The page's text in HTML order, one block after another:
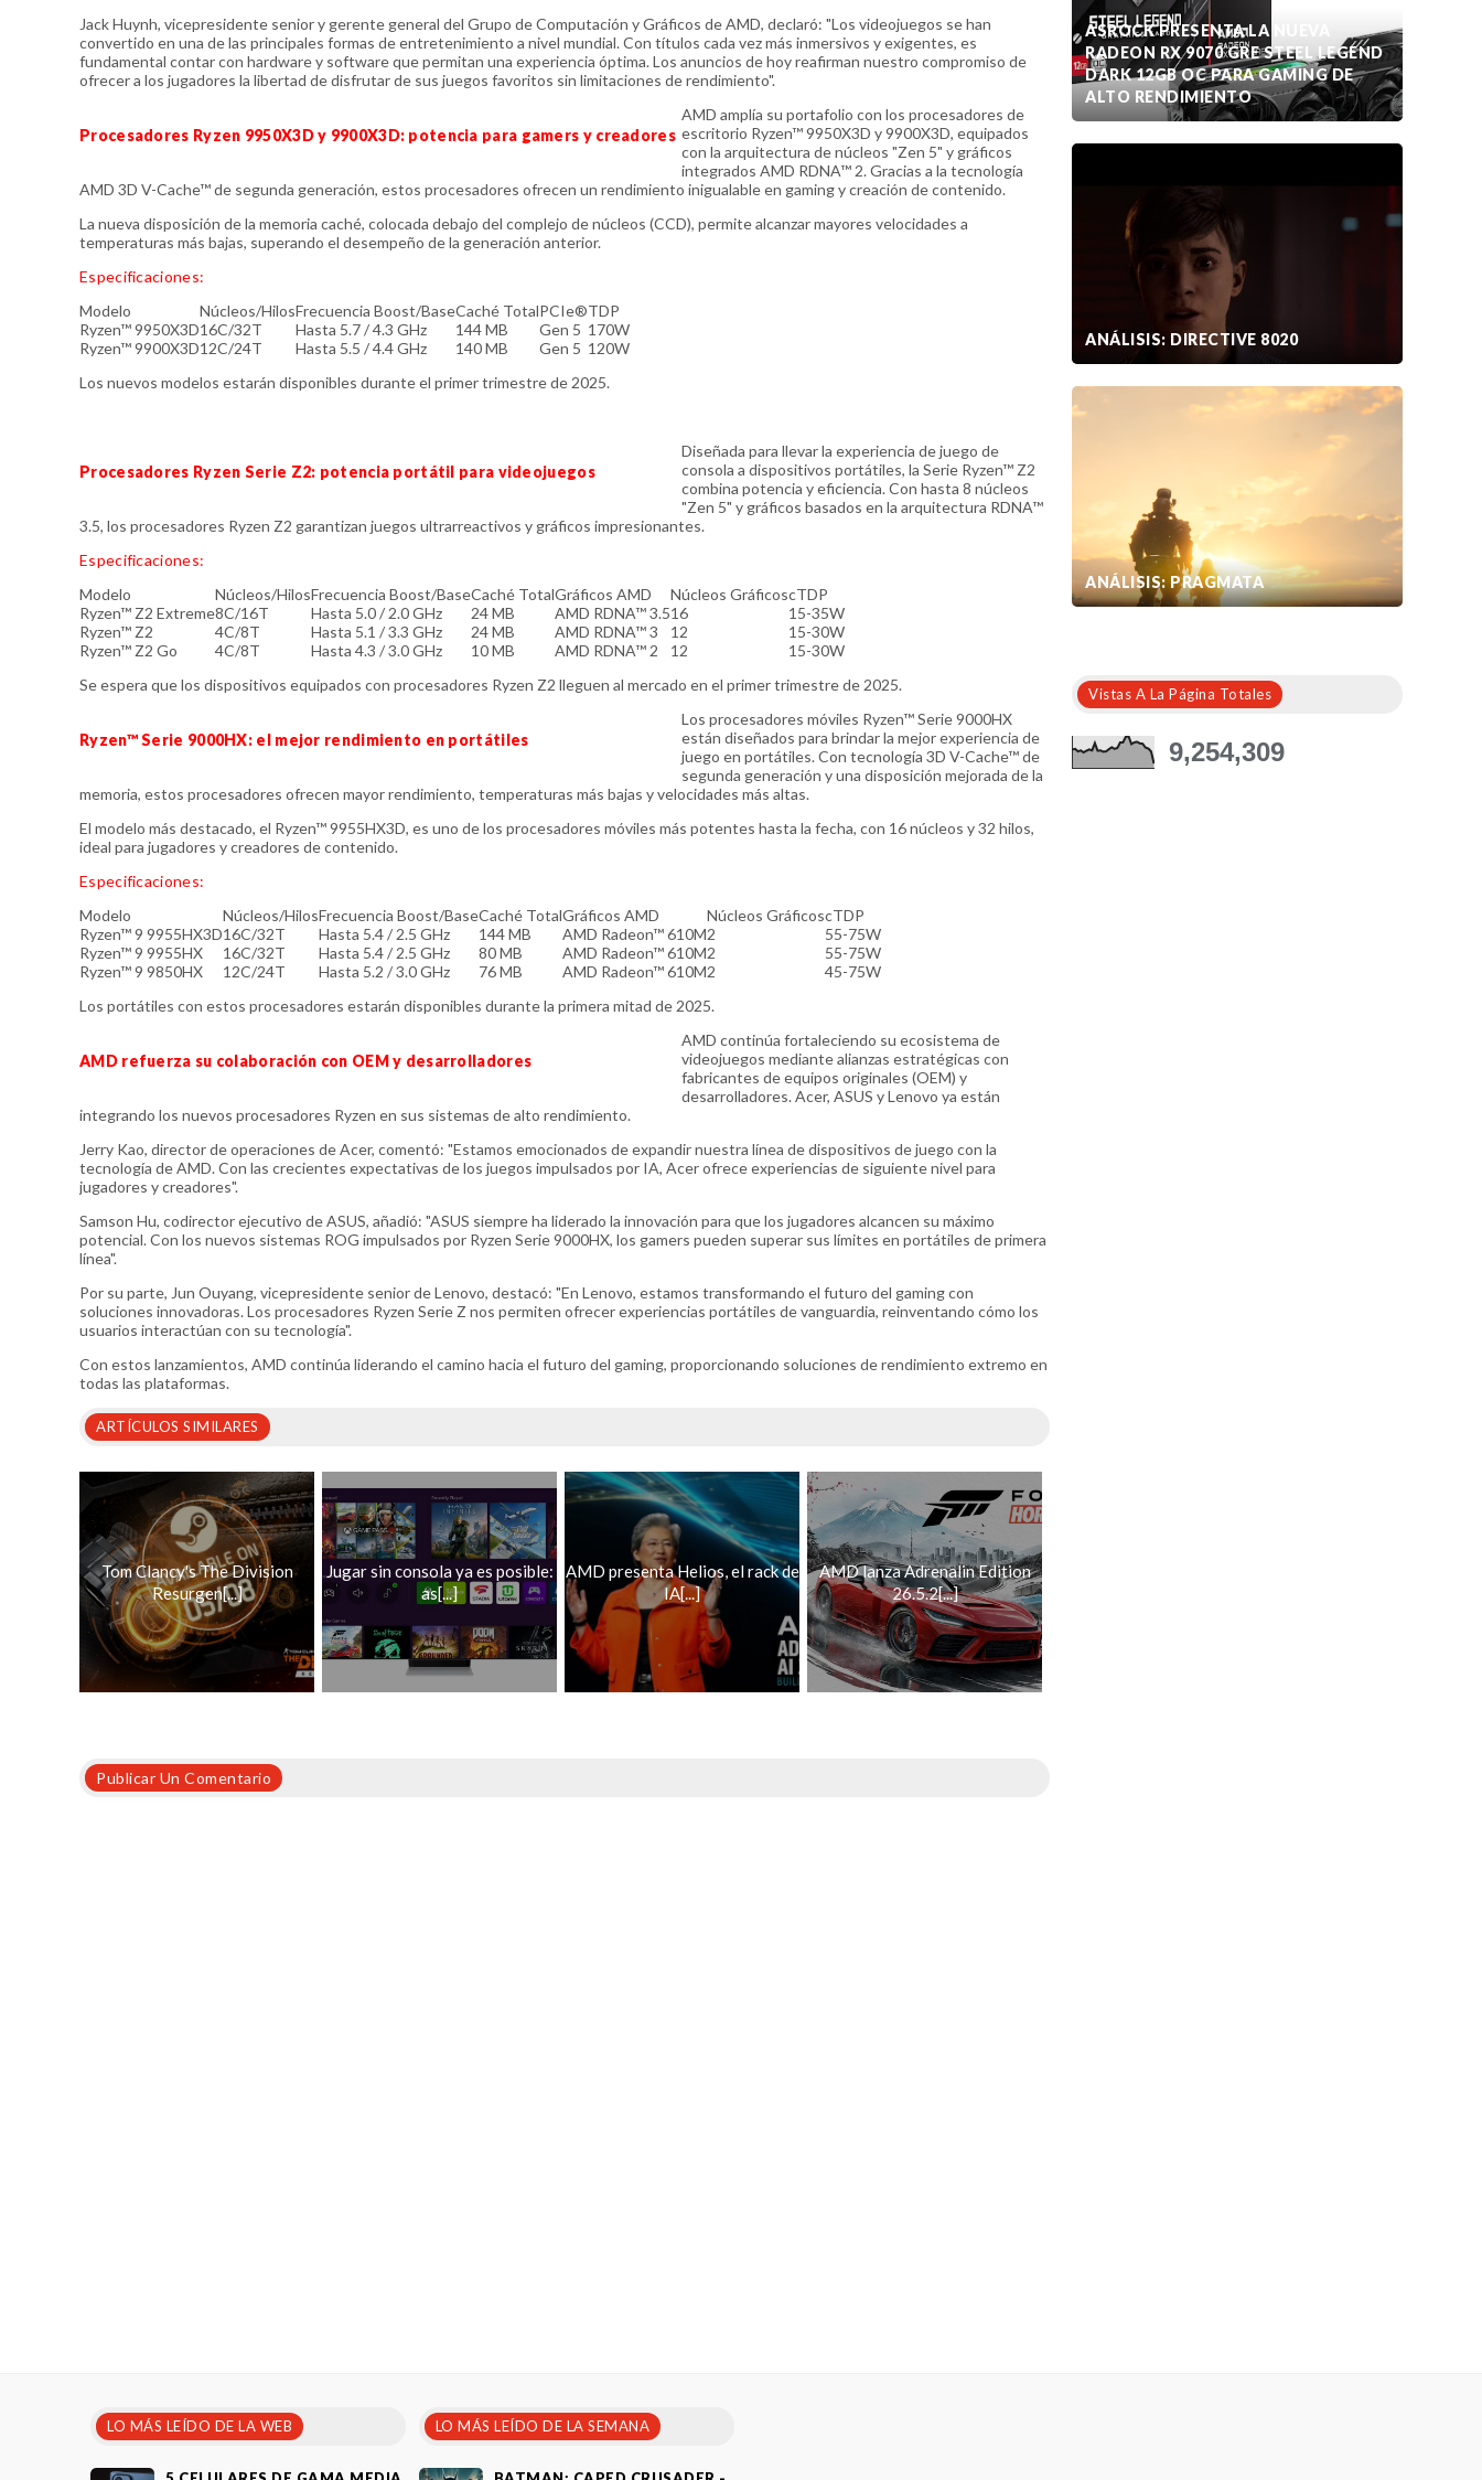
Jack Huynh, vicepresidente senior y gerente general del Grupo de Computación y Gráficos de AMD, declaró: "Los videojuegos se han
convertido en una de las principales formas de entretenimiento a nivel mundial. Con títulos cada vez más inmersivos y exigentes, es
fundamental contar con hardware y software que permitan una experiencia óptima. Los anuncios de hoy reafirman nuestro compromiso de
ofrecer a los jugadores la libertad de disfrutar de sus juegos favoritos sin limitaciones de rendimiento".
Procesadores Ryzen 9950X3D y 9900X3D: potencia para gamers y creadores
AMD amplía su portafolio con los procesadores de
escritorio Ryzen™ 9950X3D y 9900X3D, equipados
con la arquitectura de núcleos "Zen 5" y gráficos
integrados AMD RDNA™ 2. Gracias a la tecnología
AMD 3D V-Cache™ de segunda generación, estos procesadores ofrecen un rendimiento inigualable en gaming y creación de contenido.
La nueva disposición de la memoria caché, colocada debajo del complejo de núcleos (CCD), permite alcanzar mayores velocidades a
temperaturas más bajas, superando el desempeño de la generación anterior.
Especificaciones:
Modelo
Núcleos/HilosFrecuencia Boost/BaseCaché TotalPCIe®TDP
Ryzen™ 9950X3D16C/32T Hasta 5.7 / 4.3 GHz 144 MB Gen 5 170W
Ryzen™ 9900X3D12C/24T Hasta 5.5 / 4.4 GHz 140 MB Gen 5 120W
Los nuevos modelos estarán disponibles durante el primer trimestre de 2025.
Procesadores Ryzen Serie Z2: potencia portátil para videojuegos
Diseñada para llevar la experiencia de juego de
consola a dispositivos portátiles, la Serie Ryzen™ Z2
combina potencia y eficiencia. Con hasta 8 núcleos
"Zen 5" y gráficos basados en la arquitectura RDNA™
3.5, los procesadores Ryzen Z2 garantizan juegos ultrarreactivos y gráficos impresionantes.
Especificaciones:
Modelo
Núcleos/HilosFrecuencia Boost/BaseCaché TotalGráficos AMD Núcleos GráficoscTDP
Ryzen™ Z2 Extreme8C/16T Hasta 5.0 / 2.0 GHz 24 MB AMD RDNA™ 3.516
15-35W
Ryzen™ Z2
4C/8T Hasta 5.1 / 3.3 GHz 24 MB AMD RDNA™ 3 12
15-30W
Ryzen™ Z2 Go
4C/8T Hasta 4.3 / 3.0 GHz 10 MB AMD RDNA™ 2 12
15-30W
Se espera que los dispositivos equipados con procesadores Ryzen Z2 lleguen al mercado en el primer trimestre de 2025.
Ryzen™ Serie 9000HX: el mejor rendimiento en portátiles
Los procesadores móviles Ryzen™ Serie 9000HX
están diseñados para brindar la mejor experiencia de
juego en portátiles. Con tecnología 3D V-Cache™ de
segunda generación y una disposición mejorada de la
memoria, estos procesadores ofrecen mayor rendimiento, temperaturas más bajas y velocidades más altas.
El modelo más destacado, el Ryzen™ 9955HX3D, es uno de los procesadores móviles más potentes hasta la fecha, con 16 núcleos y 32 hilos,
ideal para jugadores y creadores de contenido.
Especificaciones:
Modelo
Núcleos/HilosFrecuencia Boost/BaseCaché TotalGráficos AMD Núcleos GráficoscTDP
Ryzen™ 9 9955HX3D16C/32T Hasta 5.4 / 2.5 GHz 144 MB AMD Radeon™ 610M2
55-75W
Ryzen™ 9 9955HX
16C/32T Hasta 5.4 / 2.5 GHz 80 MB AMD Radeon™ 610M2
55-75W
Ryzen™ 9 9850HX
12C/24T Hasta 5.2 / 3.0 GHz 76 MB AMD Radeon™ 610M2
45-75W
Los portátiles con estos procesadores estarán disponibles durante la primera mitad de 2025.
AMD refuerza su colaboración con OEM y desarrolladores
AMD continúa fortaleciendo su ecosistema de
videojuegos mediante alianzas estratégicas con
fabricantes de equipos originales (OEM) y
desarrolladores. Acer, ASUS y Lenovo ya están
integrando los nuevos procesadores Ryzen en sus sistemas de alto rendimiento.
Jerry Kao, director de operaciones de Acer, comentó: "Estamos emocionados de expandir nuestra línea de dispositivos de juego con la
tecnología de AMD. Con las crecientes expectativas de los juegos impulsados por IA, Acer ofrece experiencias de siguiente nivel para
jugadores y creadores".
Samson Hu, codirector ejecutivo de ASUS, añadió: "ASUS siempre ha liderado la innovación para que los jugadores alcancen su máximo
potencial. Con los nuevos sistemas ROG impulsados por Ryzen Serie 9000HX, los gamers pueden superar sus límites en portátiles de primera
línea".
Por su parte, Jun Ouyang, vicepresidente senior de Lenovo, destacó: "En Lenovo, estamos transformando el futuro del gaming con
soluciones innovadoras. Los procesadores Ryzen Serie Z nos permiten ofrecer experiencias portátiles de vanguardia, reinventando cómo los
usuarios interactúan con su tecnología".
Con estos lanzamientos, AMD continúa liderando el camino hacia el futuro del gaming, proporcionando soluciones de rendimiento extremo en
todas las plataformas.
ARTÍCULOS SIMILARES
Tom Clancy's The Division
Resurgen[...]
Jugar sin consola ya es posible:
as[...]
AMD presenta Helios, el rack de
IA[...]
AMD lanza Adrenalin Edition
26.5.2[...]
Publicar Un Comentario
ASROCK PRESENTA LA NUEVA
RADEON RX 9070 GRE STEEL LEGEND
DARK 12GB OC PARA GAMING DE
ALTO RENDIMIENTO
ANÁLISIS: DIRECTIVE 8020
ANÁLISIS: PRAGMATA
Vistas A La Página Totales
9,254,309
LO MÁS LEÍDO DE LA WEB LO MÁS LEÍDO DE LA SEMANA